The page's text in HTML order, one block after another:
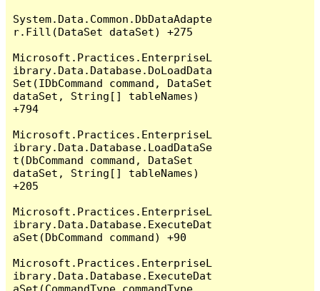
System.Data.Common.DbDataAdapte
r.Fill(DataSet dataSet) +275
Microsoft.Practices.EnterpriseL
ibrary.Data.Database.DoLoadData
Set(IDbCommand command, DataSet
dataSet, String[] tableNames)
+794
Microsoft.Practices.EnterpriseL
ibrary.Data.Database.LoadDataSe
t(DbCommand command, DataSet
dataSet, String[] tableNames)
+205
Microsoft.Practices.EnterpriseL
ibrary.Data.Database.ExecuteDat
aSet(DbCommand command) +90
Microsoft.Practices.EnterpriseL
ibrary.Data.Database.ExecuteDat
aSet(CommandType commandType,